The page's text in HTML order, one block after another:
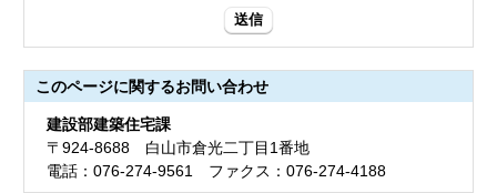
送信
このページに関するお問い合わせ
建設部建築住宅課
〒924-8688 白山市倉光二丁目1番地
電話：076-274-9561 ファクス：076-274-4188